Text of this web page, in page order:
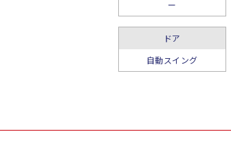
ー
ドア
自動スイング